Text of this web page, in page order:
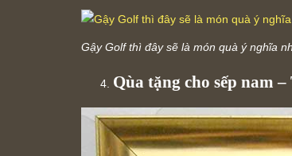
Gậy Golf thì đây sẽ là món quà ý nghĩa
Qùa tặng cho sếp nam